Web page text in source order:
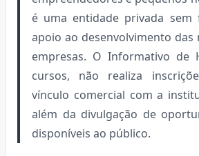
é uma entidade privada sem
apoio ao desenvolvimento das
empresas. O Informativo de
cursos, não realiza
vínculo comercial com a
além da divulgação de
disponíveis ao público.